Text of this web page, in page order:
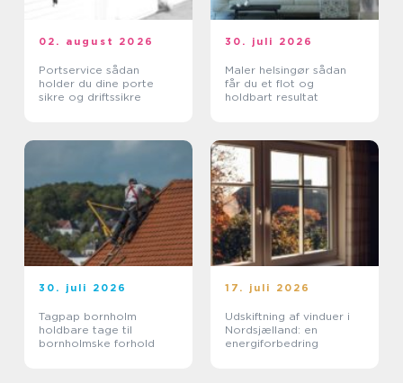
02. august 2026
Portservice sådan
holder du dine porte
sikre og driftssikre
30. juli 2026
Maler helsingør sådan
får du et flot og
holdbart resultat
30. juli 2026
Tagpap bornholm
holdbare tage til
bornholmske forhold
17. juli 2026
Udskiftning af vinduer i
Nordsjælland: en
energiforbedring